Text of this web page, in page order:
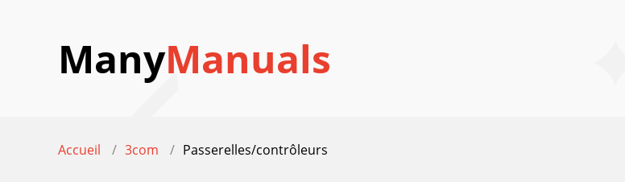
ManyManuals
Accueil 3com Passerelles/contrôleurs